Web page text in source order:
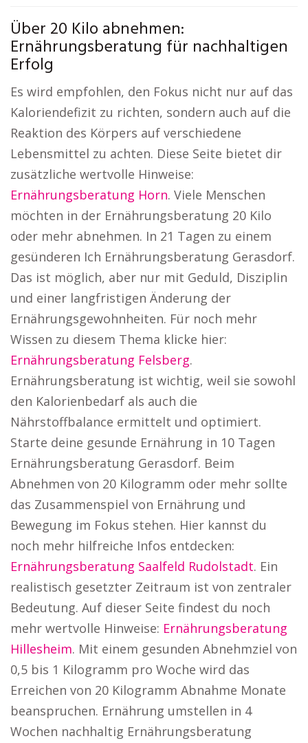
Über 20 Kilo abnehmen:
Ernährungsberatung für nachhaltigen
Erfolg
Es wird empfohlen, den Fokus nicht nur auf das
Kaloriendefizit zu richten, sondern auch auf die
Reaktion des Körpers auf verschiedene
Lebensmittel zu achten. Diese Seite bietet dir
zusätzliche wertvolle Hinweise:
Ernährungsberatung Horn. Viele Menschen
möchten in der Ernährungsberatung 20 Kilo
oder mehr abnehmen. In 21 Tagen zu einem
gesünderen Ich Ernährungsberatung Gerasdorf.
Das ist möglich, aber nur mit Geduld, Disziplin
und einer langfristigen Änderung der
Ernährungsgewohnheiten. Für noch mehr
Wissen zu diesem Thema klicke hier:
Ernährungsberatung Felsberg.
Ernährungsberatung ist wichtig, weil sie sowohl
den Kalorienbedarf als auch die
Nährstoffbalance ermittelt und optimiert.
Starte deine gesunde Ernährung in 10 Tagen
Ernährungsberatung Gerasdorf. Beim
Abnehmen von 20 Kilogramm oder mehr sollte
das Zusammenspiel von Ernährung und
Bewegung im Fokus stehen. Hier kannst du
noch mehr hilfreiche Infos entdecken:
Ernährungsberatung Saalfeld Rudolstadt. Ein
realistisch gesetzter Zeitraum ist von zentraler
Bedeutung. Auf dieser Seite findest du noch
mehr wertvolle Hinweise: Ernährungsberatung
Hillesheim. Mit einem gesunden Abnehmziel von
0,5 bis 1 Kilogramm pro Woche wird das
Erreichen von 20 Kilogramm Abnahme Monate
beanspruchen. Ernährung umstellen in 4
Wochen nachhaltig Ernährungsberatung